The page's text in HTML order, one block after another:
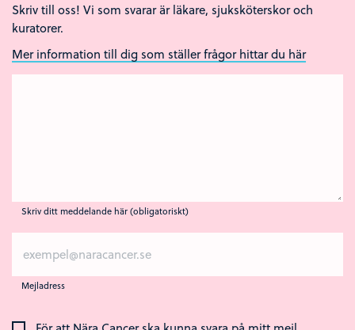
Skriv till oss! Vi som svarar är läkare, sjuksköterskor och
kuratorer.
Mer information till dig som ställer frågor hittar du här
Skriv ditt meddelande här (obligatoriskt)
Mejladress